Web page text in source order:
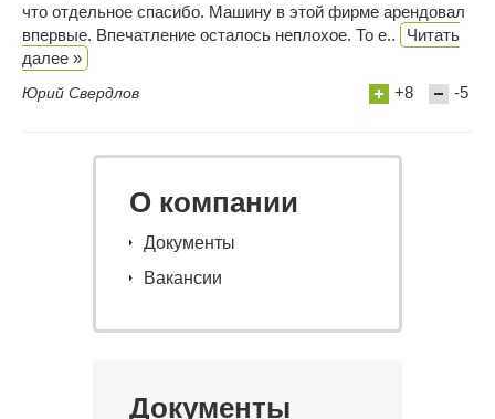
что отдельное спасибо. Машину в этой фирме арендовал
впервые. Впечатление осталось неплохое. То е..
Читать
далее »
Юрий Свердлов +8 -5
О компании
Документы
Вакансии
Документы